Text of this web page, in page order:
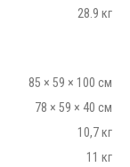
28.9 кг
85 × 59 × 100 см
78 × 59 × 40 см
10,7 кг
11 кг